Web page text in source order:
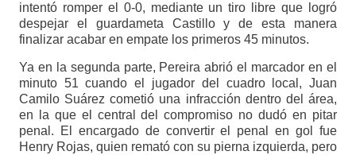
intentó romper el 0-0, mediante un tiro libre que logró
despejar el guardameta Castillo y de esta manera
finalizar acabar en empate los primeros 45 minutos.
Ya en la segunda parte, Pereira abrió el marcador en el
minuto 51 cuando el jugador del cuadro local, Juan
Camilo Suárez cometió una infracción dentro del área,
en la que el central del compromiso no dudó en pitar
penal. El encargado de convertir el penal en gol fue
Henry Rojas, quien remató con su pierna izquierda, pero